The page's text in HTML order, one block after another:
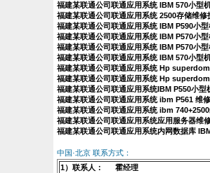
福建某联通公司联通应用系统 IBM 570小型
福建某联通公司联通应用系统 2500存储维修
福建某联通公司联通应用系统 IBM P590小
福建某联通公司联通应用系统 IBM P570小
福建某联通公司联通应用系统 IBM P570小
福建某联通公司联通应用系统 IBM 570小型
福建某联通公司联通应用系统 Hp
福建某联通公司联通应用系统 Hp
福建某联通公司联通应用系统IBM P550小型
福建某联通公司联通应用系统 ibm P561 维
福建某联通公司联通应用系统 ibm
福建某联通公司联通应用系统应用服务器维
福建某联通公司联通应用系统内网数据库
中国·北京 联系方式：
1）联系人： 霍经理